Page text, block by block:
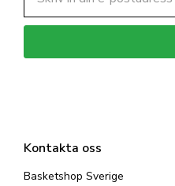
Kontakta oss
Basketshop Sverige